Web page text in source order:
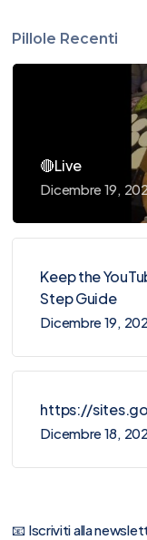
Pillole Recenti
🔴Live
Dicembre 19,
Keep the
Step Guide
Dicembre 19,
https://
Dicembre 18,
📧 Iscriviti alla